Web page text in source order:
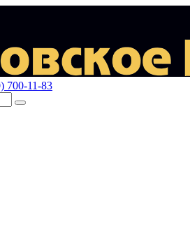
700-11-83